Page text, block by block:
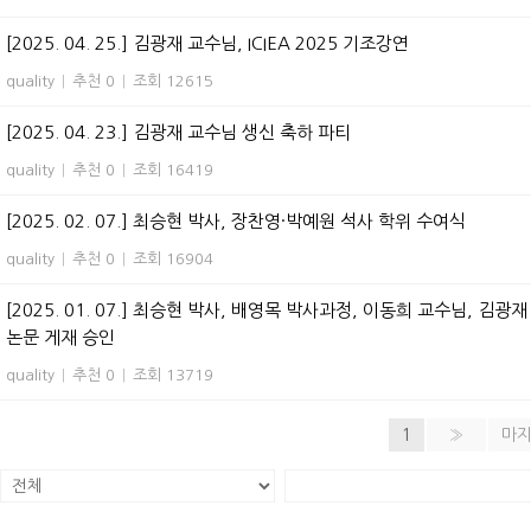
[2025. 04. 25.] 김광재 교수님, ICIEA 2025 기조강연
quality 추천 0 조회 12615
[2025. 04. 23.] 김광재 교수님 생신 축하 파티
quality 추천 0 조회 16419
[2025. 02. 07.] 최승현 박사, 장찬영·박예원 석사 학위 수여식
quality 추천 0 조회 16904
[2025. 01. 07.] 최승현 박사, 배영목 박사과정, 이동희 교수님, 김
논문 게재 승인
quality 추천 0 조회 13719
1 » 마